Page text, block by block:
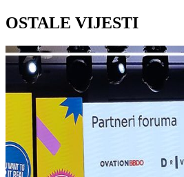
OSTALE VIJESTI